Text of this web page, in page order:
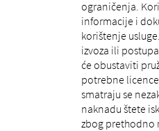
ograničenja.
informacije i
korištenje
izvoza ili
će obustaviti
potrebne
smatraju se
naknadu štete
zbog prethodno